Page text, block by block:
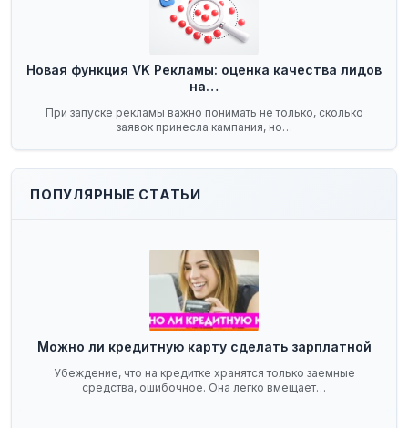
Новая функция VK Рекламы: оценка качества лидов
на…
При запуске рекламы важно понимать не только, сколько
заявок принесла кампания, но…
ПОПУЛЯРНЫЕ СТАТЬИ
Можно ли кредитную карту сделать зарплатной
Убеждение, что на кредитке хранятся только заемные
средства, ошибочное. Она легко вмещает…